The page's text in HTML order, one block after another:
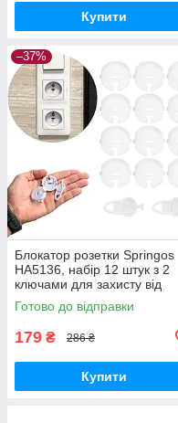
Купити
–37%
Блокатор розетки Springos
HA5136, набір 12 штук з 2
ключами для захисту від
дітей GoodPlace -worry-free-
shopping-
Готово до відправки
179 ₴ 286 ₴
Купити